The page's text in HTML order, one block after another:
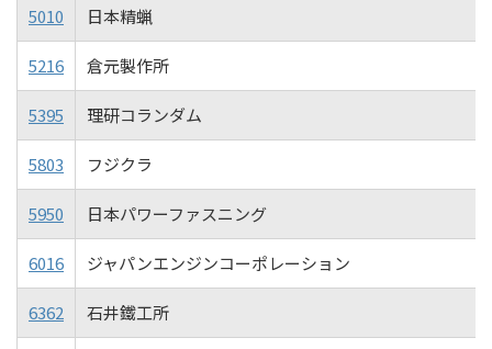
5010 日本精蝋
5216 倉元製作所
5395 理研コランダム
5803 フジクラ
5950 日本パワーファスニング
6016 ジャパンエンジンコーポレーション
6362 石井鐵工所